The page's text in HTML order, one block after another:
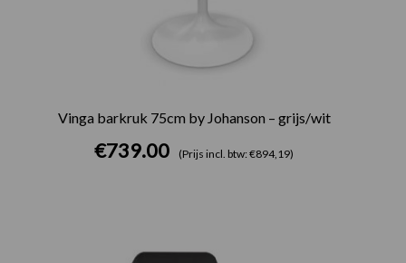
Vinga barkruk 75cm by Johanson – grijs/wit
€739.00 (Prijs incl. btw: €894,19)